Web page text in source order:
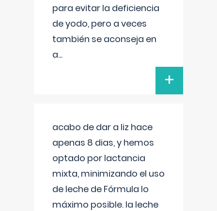
para evitar la deficiencia
de yodo, pero a veces
también se aconseja en
a...
+
acabo de dar a liz hace
apenas 8 dias, y hemos
optado por lactancia
mixta, minimizando el uso
de leche de Fórmula lo
máximo posible. la leche